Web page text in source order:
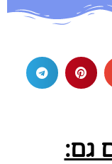
גם: